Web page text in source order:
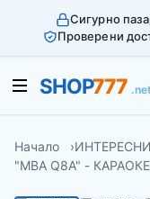
Сигурно
Проверени
Начало
"MBA Q8A" -